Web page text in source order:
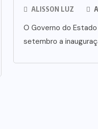
ALISSON LUZ
O Governo do Estado
setembro a